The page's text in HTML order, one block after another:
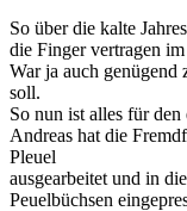
So über die kalte
die Finger vertragen
War ja auch genügend
soll.
So nun ist alles für den
Andreas hat die
Pleuel
ausgearbeitet und in
Peuelbüchsen